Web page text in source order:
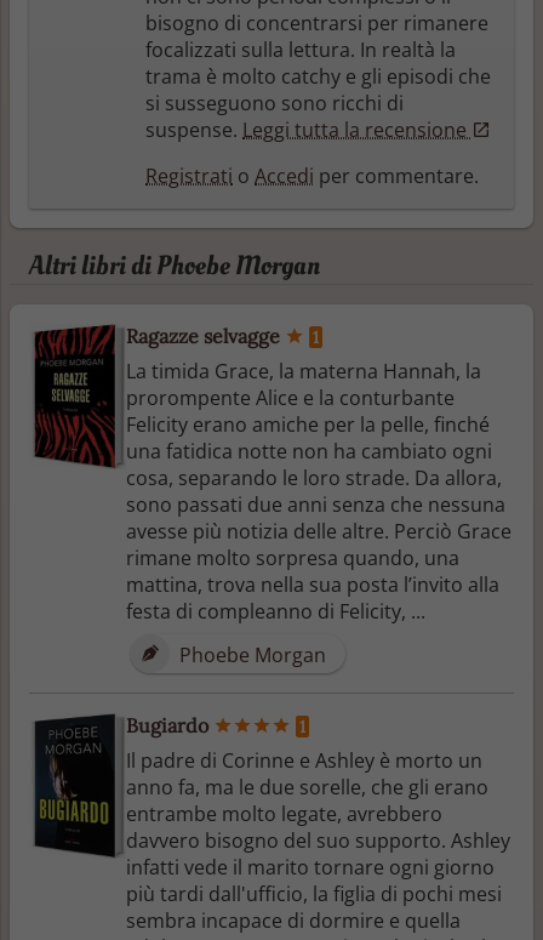
bisogno di concentrarsi per rimanere
focalizzati sulla lettura. In realtà la
trama è molto catchy e gli episodi che
si susseguono sono ricchi di
suspense. Leggi tutta la recensione
Registrati o Accedi per commentare.
Altri libri di Phoebe Morgan
Ragazze selvagge 1
La timida Grace, la materna Hannah, la
prorompente Alice e la conturbante
Felicity erano amiche per la pelle, finché
una fatidica notte non ha cambiato ogni
cosa, separando le loro strade. Da allora,
sono passati due anni senza che nessuna
avesse più notizia delle altre. Perciò Grace
rimane molto sorpresa quando, una
mattina, trova nella sua posta l’invito alla
festa di compleanno di Felicity, ...
Phoebe Morgan
Bugiardo 1
Il padre di Corinne e Ashley è morto un
anno fa, ma le due sorelle, che gli erano
entrambe molto legate, avrebbero
davvero bisogno del suo supporto. Ashley
infatti vede il marito tornare ogni giorno
più tardi dall'ufficio, la figlia di pochi mesi
sembra incapace di dormire e quella